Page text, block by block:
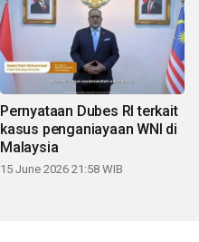
Pernyataan Dubes RI terkait
kasus penganiayaan WNI di
Malaysia
15 June 2026 21:58 WIB